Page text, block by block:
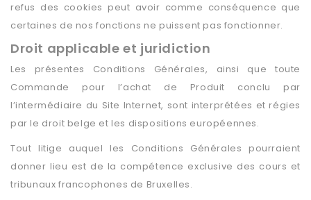
refus des cookies peut avoir comme conséquence que
certaines de nos fonctions ne puissent pas fonctionner.
Droit applicable et juridiction
Les présentes Conditions Générales, ainsi que toute
Commande pour l’achat de Produit conclu par
l’intermédiaire du Site Internet, sont interprétées et régies
par le droit belge et les dispositions européennes.
Tout litige auquel les Conditions Générales pourraient
donner lieu est de la compétence exclusive des cours et
tribunaux francophones de Bruxelles.